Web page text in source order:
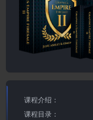
课程介绍：
课程目录：